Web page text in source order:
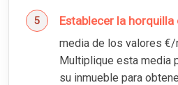
Establecer la horquilla
media de los valores €/
Multiplique esta media
su inmueble para